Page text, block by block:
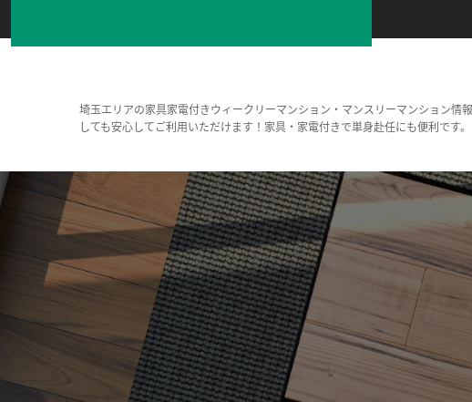
埼玉エリアの家具家電付きウィークリーマンション・マンスリーマンション
しても安心してご利用いただけます！家具・家電付きで単身赴任にも便利です。